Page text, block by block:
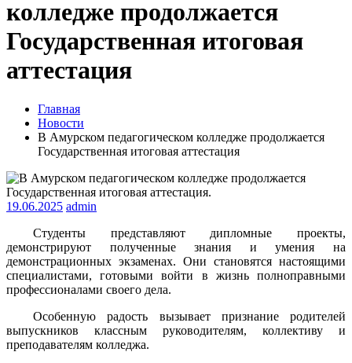
колледже продолжается
Государственная итоговая
аттестация
Главная
Новости
В Амурском педагогическом колледже продолжается
Государственная итоговая аттестация
19.06.2025 admin
Студенты представляют дипломные проекты,
демонстрируют полученные знания и умения на
демонстрационных экзаменах. Они становятся настоящими
специалистами, готовыми войти в жизнь полноправными
профессионалами своего дела.
Особенную радость вызывает признание родителей
выпускников классным руководителям, коллективу и
преподавателям колледжа.